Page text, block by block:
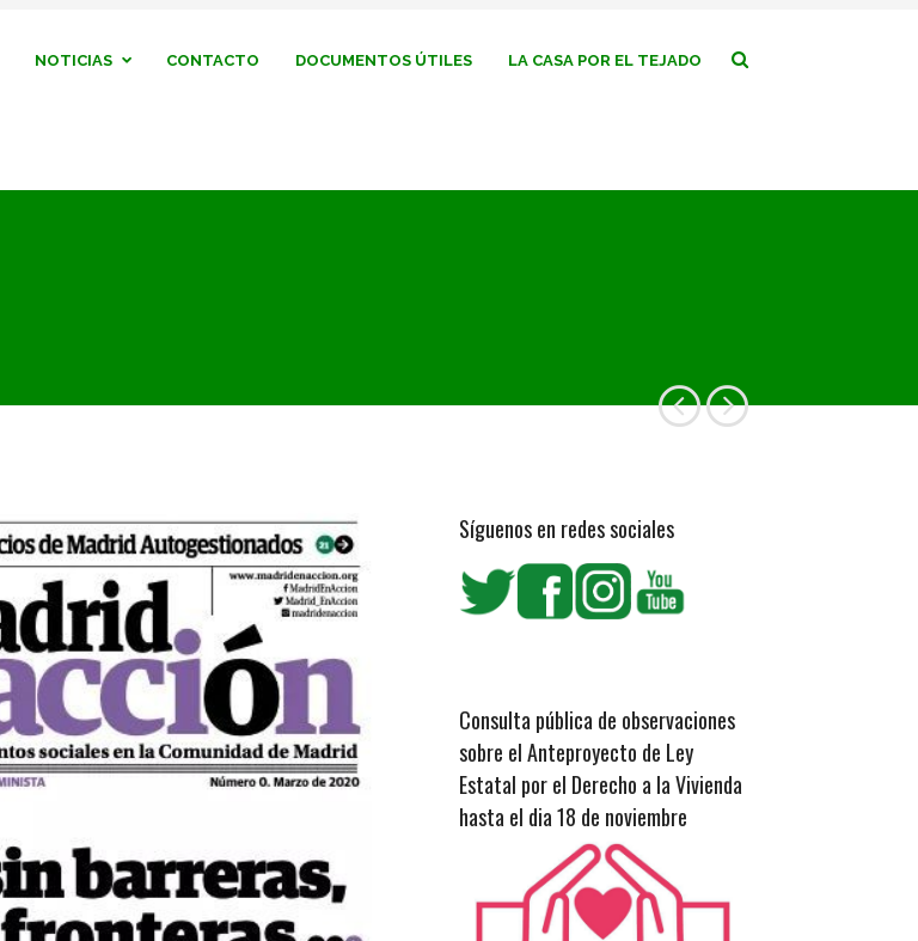
NOTICIAS CONTACTO DOCUMENTOS ÚTILES LA CASA POR EL TEJADO
Síguenos en redes sociales
Consulta pública de observaciones
sobre el Anteproyecto de Ley
Estatal por el Derecho a la Vivienda
hasta el dia 18 de noviembre